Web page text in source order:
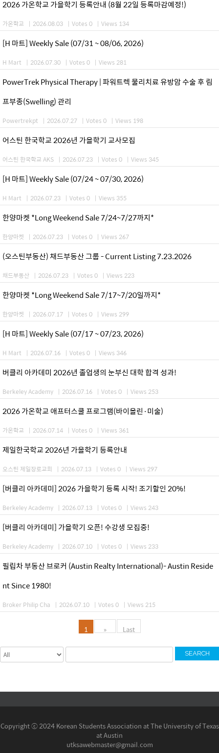
2026 가온학교 가을학기 등록안내 (8월 22일 등록마감예정!)
가온학교 | 2026.08.03 | Votes 0 | Views 134
[H 마트] Weekly Sale (07/31 ~ 08/06, 2026)
H Mart | 2026.07.30 | Votes 0 | Views 281
PowerTrek Physical Therapy | 파워트렉 물리치료 유방암 수술 후 림
프부종(Swelling) 관리
Powertrekpt | 2026.07.27 | Votes 0 | Views 198
어스틴 한국학교 2026년 가을학기 교사모집
어스틴 한국학교 AKS | 2026.07.23 | Votes 0 | Views 345
[H 마트] Weekly Sale (07/24 ~ 07/30, 2026)
H Mart | 2026.07.23 | Votes 0 | Views 355
한양마켓 *Long Weekend Sale 7/24~7/27까지*
한양마켓 | 2026.07.23 | Votes 0 | Views 267
(오스틴부동산) 채드부동산 그룹 - Current Listing 7.23.2026
채드부동산 | 2026.07.23 | Votes 0 | Views 223
한양마켓 *Long Weekend Sale 7/17~7/20일까지*
한양마켓 | 2026.07.17 | Votes 0 | Views 299
[H 마트] Weekly Sale (07/17 ~ 07/23, 2026)
H Mart | 2026.07.16 | Votes 0 | Views 346
버클리 아카데미 2026년 졸업생의 눈부신 대학 합격 성과!
Berkeley Academy | 2026.07.16 | Votes 0 | Views 253
2026 가온학교 애프터스쿨 프로그램(바이올린·미술)
가온학교 | 2026.07.14 | Votes 0 | Views 361
제일한국학교 2026년 가을학기 등록안내
오스틴 제일장로교회 | 2026.07.13 | Votes 0 | Views 297
[버클리 아카데미] 2026 가을학기 등록 시작! 조기할인 20%!
Berkeley Academy | 2026.07.13 | Votes 0 | Views 243
[버클리 아카데미] 가을학기 오픈! 수강생 모집중!
Berkeley Academy | 2026.07.10 | Votes 0 | Views 233
필립차 부동산 브로커 (Austin Realty International)- Austin Reside
nt Since 1980!
Broker Philip Cha | 2026.07.10 | Votes 0 | Views 215
1 » Last
SEARCH
Copyright ⓒ 2024 Korean Students Association at The University of Texas
at Austin
utksawebmaster@gmail.com